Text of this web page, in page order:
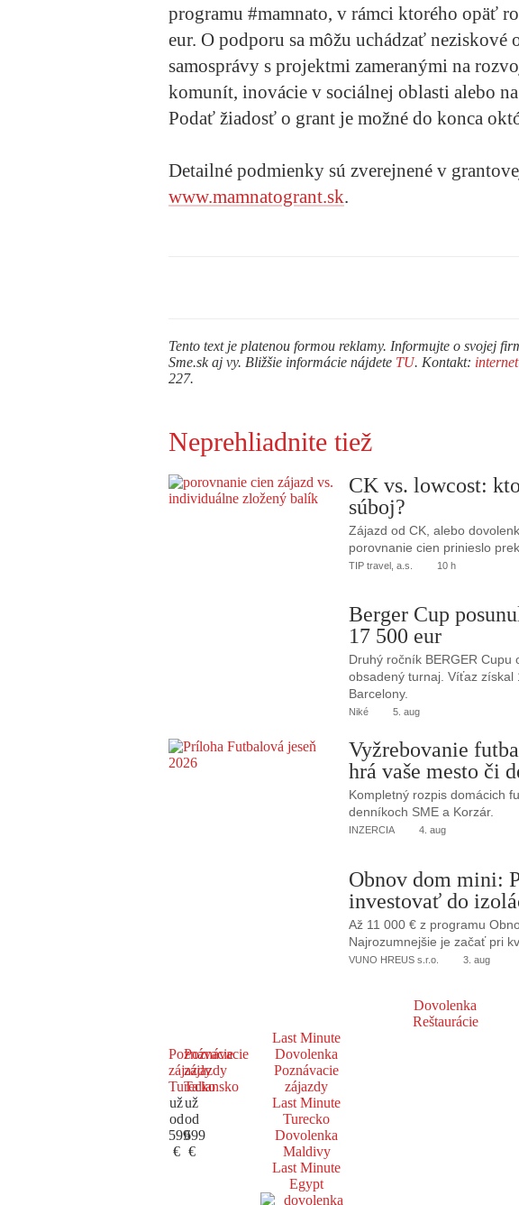
programu #mamnato, v rámci ktorého opäť
eur. O podporu sa môžu uchádzať neziskové
samosprávy s projektmi zameranými na
komunít, inovácie v sociálnej oblasti alebo
Podať žiadosť o grant je možné do konca
Detailné podmienky sú zverejnené v
www.mamnatogrant.sk.
Tento text je platenou formou reklamy. Informujte o svojej
Sme.sk aj vy. Bližšie informácie nájdete TU. Kontakt:
227.
Neprehliadnite tiež
CK vs. lowcost:
súboj?
Zájazd od CK, alebo
porovnanie cien prinieslo
TIP travel, a.s. 10 h
Berger Cup
17 500 eur
Druhý ročník BERGER
obsadený turnaj. Víťaz
Barcelony.
Niké 5. aug
Vyžrebovanie
hrá vaše mesto či
Kompletný rozpis domácich
denníkoch SME a Korzár.
INZERCIA 4. aug
Obnov dom mini:
investovať do
Až 11 000 € z programu
Najrozumnejšie je začať pri
VUNO HREUS s.r.o. 3. aug
Dovolenka
Reštaurácie
Poznávacie
zájazdy
Turecko
už
od
599
€
Poznávacie
zájazdy
Taliansko
už
od
699
€
Last Minute
Dovolenka
Poznávacie
zájazdy
Last Minute
Turecko
Dovolenka
Maldivy
Last Minute
Egypt